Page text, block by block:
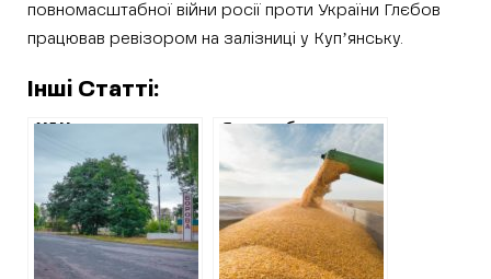
повномасштабної війни росії проти України Глєбов
працював ревізором на залізниці у Купʼянську.
Інші Статті:
ХАЦ
ідентифікував
заступницю
Борівського
селищного
голови, яку
підозрюють в
Як колаборанти на
Харківщині
вивозили
українське зерно:
подробиці